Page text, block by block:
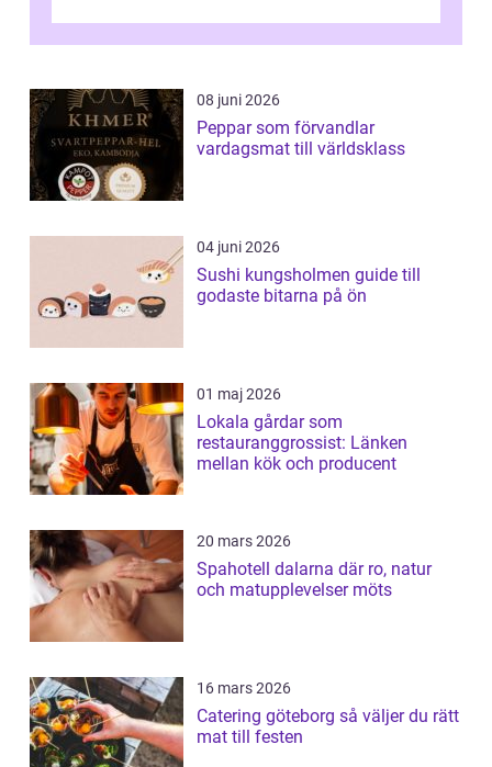
08 juni 2026
Peppar som förvandlar
vardagsmat till världsklass
04 juni 2026
Sushi kungsholmen guide till
godaste bitarna på ön
01 maj 2026
Lokala gårdar som
restauranggrossist: Länken
mellan kök och producent
20 mars 2026
Spahotell dalarna där ro, natur
och matupplevelser möts
16 mars 2026
Catering göteborg så väljer du rätt
mat till festen